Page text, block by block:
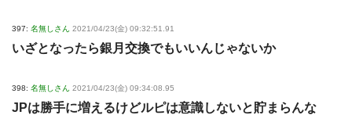
397: 名無しさん 2021/04/23(金) 09:32:51.91
いざとなったら銀月交換でもいいんじゃないか
398: 名無しさん 2021/04/23(金) 09:34:08.95
JPは勝手に増えるけどルピは意識しないと貯まらんな